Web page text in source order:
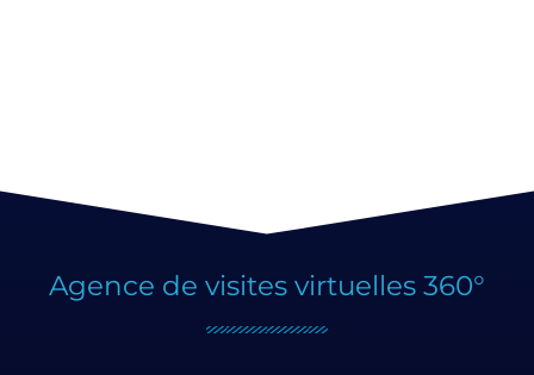
Agence de visites virtuelles 360°